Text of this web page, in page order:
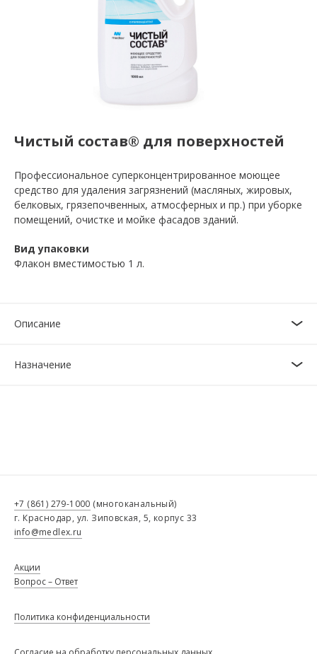
Чистый состав® для поверхностей
Профессиональное суперконцентрированное моющее
средство для удаления загрязнений (масляных, жировых,
белковых, грязепочвенных, атмосферных и пр.) при уборке
помещений, очистке и мойке фасадов зданий.
Вид упаковки
Флакон вместимостью 1 л.
Описание
Назначение
+7 (861) 279-1000 (многоканальный)
г. Краснодар, ул. Зиповская, 5, корпус 33
info@medlex.ru
Акции
Вопрос – Ответ
Политика конфиденциальности